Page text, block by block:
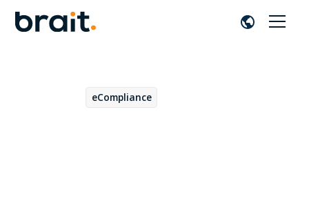
eCompliance